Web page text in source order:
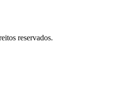
reservados.